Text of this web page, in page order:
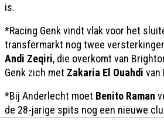
is.
*Racing Genk vindt vlak voor het
transfermarkt nog twee
Andi Zeqiri, die overkomt van
Genk zich met Zakaria El Ouahdi van
*Bij Anderlecht moet Benito Raman
de 28-jarige spits nog een nieuwe